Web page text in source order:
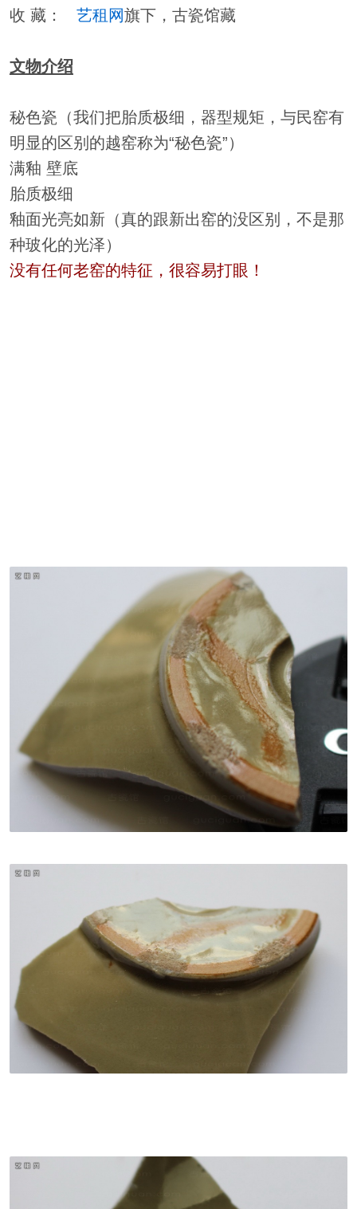
收 藏： 艺租网旗下，古瓷馆藏
文物介绍
秘色瓷（我们把胎质极细，器型规矩，与民窑有
明显的区别的越窑称为“秘色瓷”）
满釉 壁底
胎质极细
釉面光亮如新（真的跟新出窑的没区别，不是那
种玻化的光泽）
没有任何老窑的特征，很容易打眼！